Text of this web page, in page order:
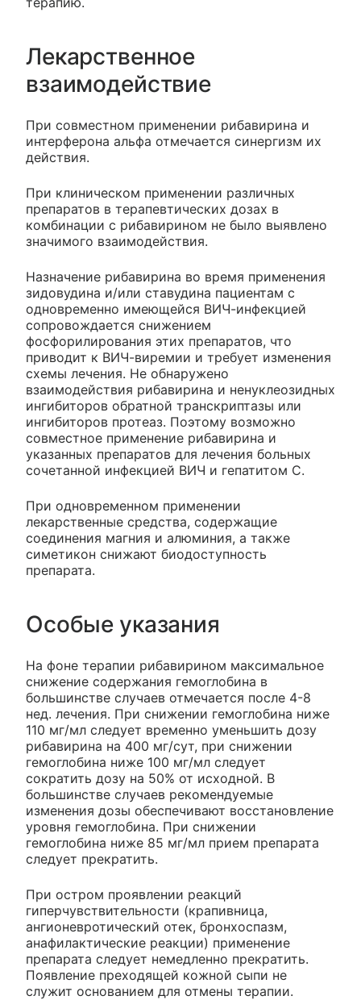
Лекарственное
взаимодействие
При совместном применении рибавирина и
интерферона альфа отмечается синергизм их
действия.
При клиническом применении различных
препаратов в терапевтических дозах в
комбинации с рибавирином не было выявлено
значимого взаимодействия.
Назначение рибавирина во время применения
зидовудина и/или ставудина пациентам с
одновременно имеющейся ВИЧ-инфекцией
сопровождается снижением
фосфорилирования этих препаратов, что
приводит к ВИЧ-виремии и требует изменения
схемы лечения. Не обнаружено
взаимодействия рибавирина и ненуклеозидных
ингибиторов обратной транскриптазы или
ингибиторов протеаз. Поэтому возможно
совместное применение рибавирина и
указанных препаратов для лечения больных
сочетанной инфекцией ВИЧ и гепатитом С.
При одновременном применении
лекарственные средства, содержащие
соединения магния и алюминия, а также
симетикон снижают биодоступность
препарата.
Особые указания
На фоне терапии рибавирином максимальное
снижение содержания гемоглобина в
большинстве случаев отмечается после 4-8
нед. лечения. При снижении гемоглобина ниже
110 мг/мл следует временно уменьшить дозу
рибавирина на 400 мг/сут, при снижении
гемоглобина ниже 100 мг/мл следует
сократить дозу на 50% от исходной. В
большинстве случаев рекомендуемые
изменения дозы обеспечивают восстановление
уровня гемоглобина. При снижении
гемоглобина ниже 85 мг/мл прием препарата
следует прекратить.
При остром проявлении реакций
гиперчувствительности (крапивница,
ангионевротический отек, бронхоспазм,
анафилактические реакции) применение
препарата следует немедленно прекратить.
Появление преходящей кожной сыпи не
служит основанием для отмены терапии.